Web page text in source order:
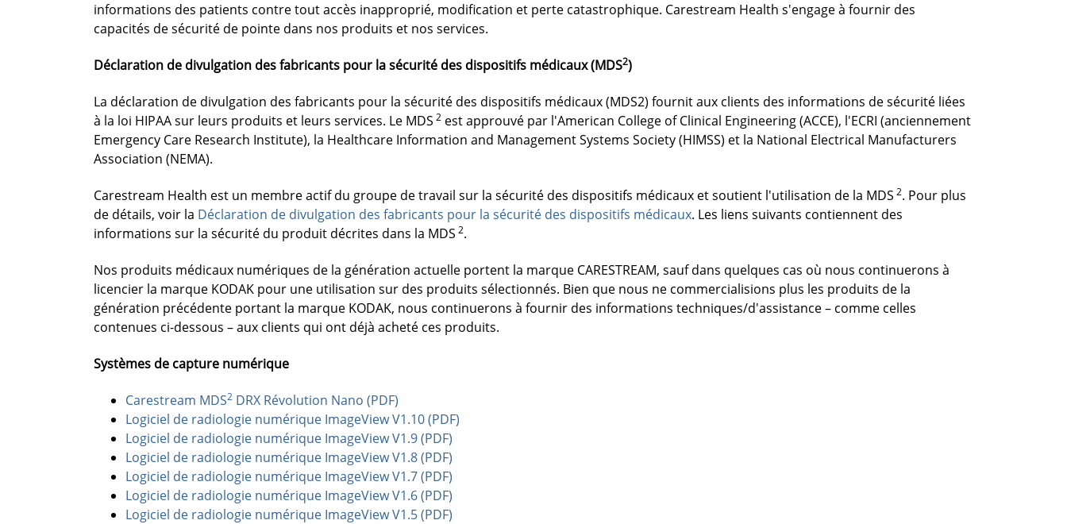
informations des patients contre tout accès inapproprié, modification et perte catastrophique. Carestream Health s'engage à fournir des
capacités de sécurité de pointe dans nos produits et nos services.
Déclaration de divulgation des fabricants pour la sécurité des dispositifs médicaux (MDS2)
La déclaration de divulgation des fabricants pour la sécurité des dispositifs médicaux (MDS2) fournit aux clients des informations de sécurité liées
à la loi HIPAA sur leurs produits et leurs services. Le MDS 2 est approuvé par l'American College of Clinical Engineering (ACCE), l'ECRI (anciennement
Emergency Care Research Institute), la Healthcare Information and Management Systems Society (HIMSS) et la National Electrical Manufacturers
Association (NEMA).
Carestream Health est un membre actif du groupe de travail sur la sécurité des dispositifs médicaux et soutient l'utilisation de la MDS 2. Pour plus
de détails, voir la Déclaration de divulgation des fabricants pour la sécurité des dispositifs médicaux. Les liens suivants contiennent des
informations sur la sécurité du produit décrites dans la MDS 2.
Nos produits médicaux numériques de la génération actuelle portent la marque CARESTREAM, sauf dans quelques cas où nous continuerons à
licencier la marque KODAK pour une utilisation sur des produits sélectionnés. Bien que nous ne commercialisions plus les produits de la
génération précédente portant la marque KODAK, nous continuerons à fournir des informations techniques/d'assistance – comme celles
contenues ci-dessous – aux clients qui ont déjà acheté ces produits.
Systèmes de capture numérique
Carestream MDS2 DRX Révolution Nano (PDF)
Logiciel de radiologie numérique ImageView V1.10 (PDF)
Logiciel de radiologie numérique ImageView V1.9 (PDF)
Logiciel de radiologie numérique ImageView V1.8 (PDF)
Logiciel de radiologie numérique ImageView V1.7 (PDF)
Logiciel de radiologie numérique ImageView V1.6 (PDF)
Logiciel de radiologie numérique ImageView V1.5 (PDF)